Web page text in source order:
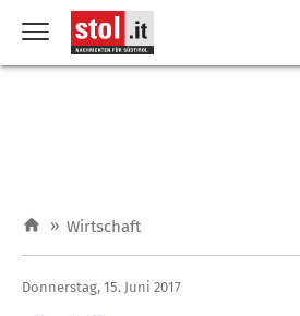
» Wirtschaft
Donnerstag, 15. Juni 2017